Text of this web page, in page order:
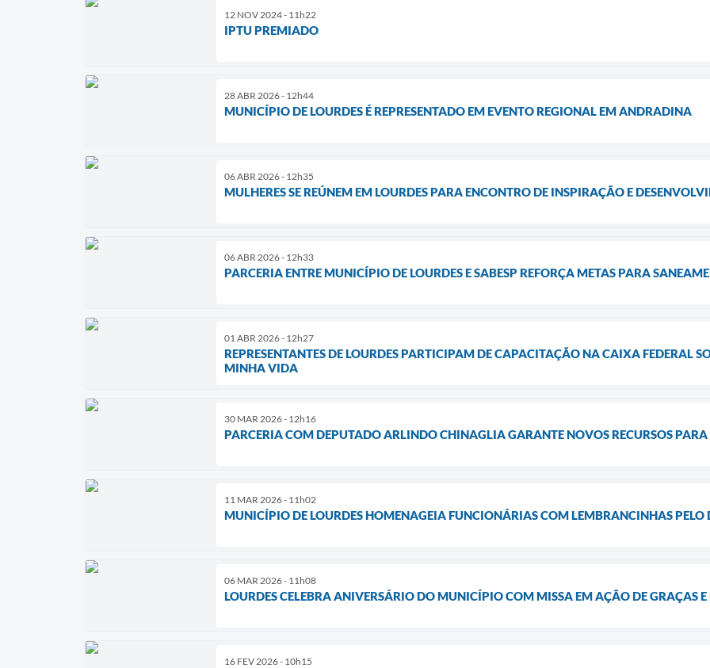
12 NOV 2024 - 11h22
IPTU PREMIADO
28 ABR 2026 - 12h44
MUNICÍPIO DE LOURDES É REPRESENTADO EM EVENTO REGIONAL EM ANDRADINA
06 ABR 2026 - 12h35
MULHERES SE REÚNEM EM LOURDES PARA ENCONTRO DE INSPIRAÇÃO E
06 ABR 2026 - 12h33
PARCERIA ENTRE MUNICÍPIO DE LOURDES E SABESP REFORÇA METAS PARA
01 ABR 2026 - 12h27
REPRESENTANTES DE LOURDES PARTICIPAM DE CAPACITAÇÃO NA CAIXA FEDERAL
MINHA VIDA
30 MAR 2026 - 12h16
PARCERIA COM DEPUTADO ARLINDO CHINAGLIA GARANTE NOVOS RECURSOS PARA
11 MAR 2026 - 11h02
MUNICÍPIO DE LOURDES HOMENAGEIA FUNCIONÁRIAS COM LEMBRANCINHAS PELO
06 MAR 2026 - 11h08
LOURDES CELEBRA ANIVERSÁRIO DO MUNICÍPIO COM MISSA EM AÇÃO DE GRAÇAS
16 FEV 2026 - 10h15